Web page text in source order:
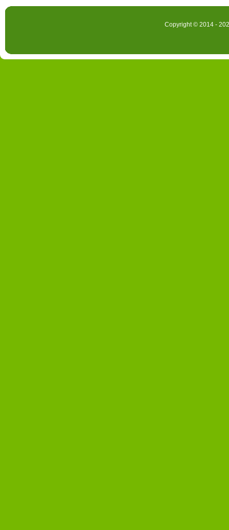
Copyright © 2014 -